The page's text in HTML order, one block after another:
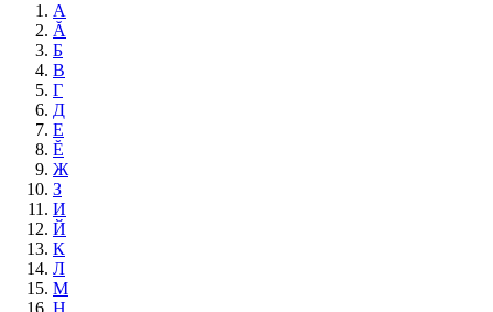
А
Ă
Б
В
Г
Д
Е
Ĕ
Ж
З
И
Й
К
Л
М
Н